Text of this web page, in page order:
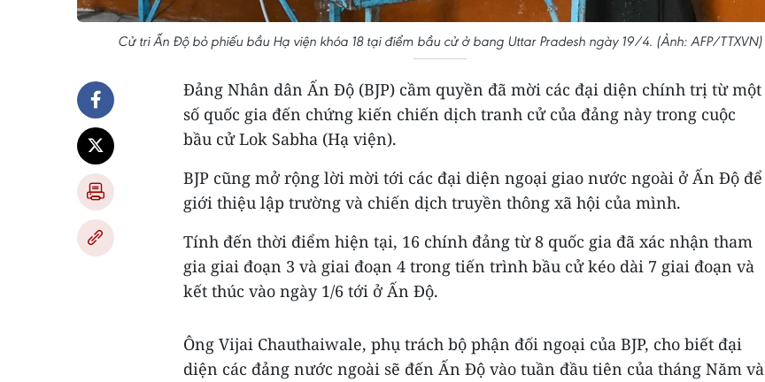
Cử tri Ấn Độ bỏ phiếu bầu Hạ viện khóa 18 tại điểm bầu cử ở bang Uttar Pradesh ngày 19/4. (Ảnh: AFP/TTXVN)
Đảng Nhân dân Ấn Độ (BJP) cầm quyền đã mời các đại diện chính trị từ một
số quốc gia đến chứng kiến chiến dịch tranh cử của đảng này trong cuộc
bầu cử Lok Sabha (Hạ viện).
BJP cũng mở rộng lời mời tới các đại diện ngoại giao nước ngoài ở Ấn Độ để
giới thiệu lập trường và chiến dịch truyền thông xã hội của mình.
Tính đến thời điểm hiện tại, 16 chính đảng từ 8 quốc gia đã xác nhận tham
gia giai đoạn 3 và giai đoạn 4 trong tiến trình bầu cử kéo dài 7 giai đoạn và
kết thúc vào ngày 1/6 tới ở Ấn Độ.
Ông Vijai Chauthaiwale, phụ trách bộ phận đối ngoại của BJP, cho biết đại
diện các đảng nước ngoài sẽ đến Ấn Độ vào tuần đầu tiên của tháng Năm và